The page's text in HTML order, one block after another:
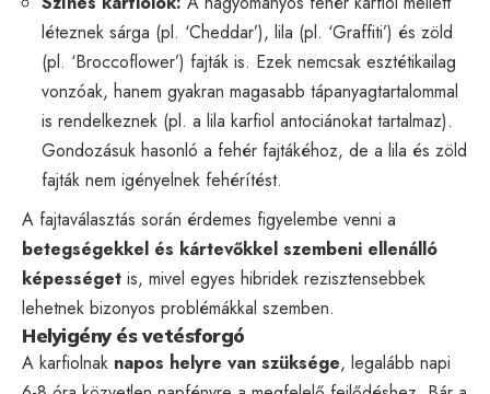
léteznek sárga (pl. ‘Cheddar’), lila (pl. ‘Graffiti’) és zöld
(pl. ‘Broccoflower’) fajták is. Ezek nemcsak esztétikailag
vonzóak, hanem gyakran magasabb tápanyagtartalommal
is rendelkeznek (pl. a lila karfiol antociánokat tartalmaz).
Gondozásuk hasonló a fehér fajtákéhoz, de a lila és zöld
fajták nem igényelnek fehérítést.
A fajtaválasztás során érdemes figyelembe venni a
betegségekkel és kártevőkkel szembeni ellenálló
képességet is, mivel egyes hibridek rezisztensebbek
lehetnek bizonyos problémákkal szemben.
Helyigény és vetésforgó
A karfiolnak napos helyre van szüksége, legalább napi